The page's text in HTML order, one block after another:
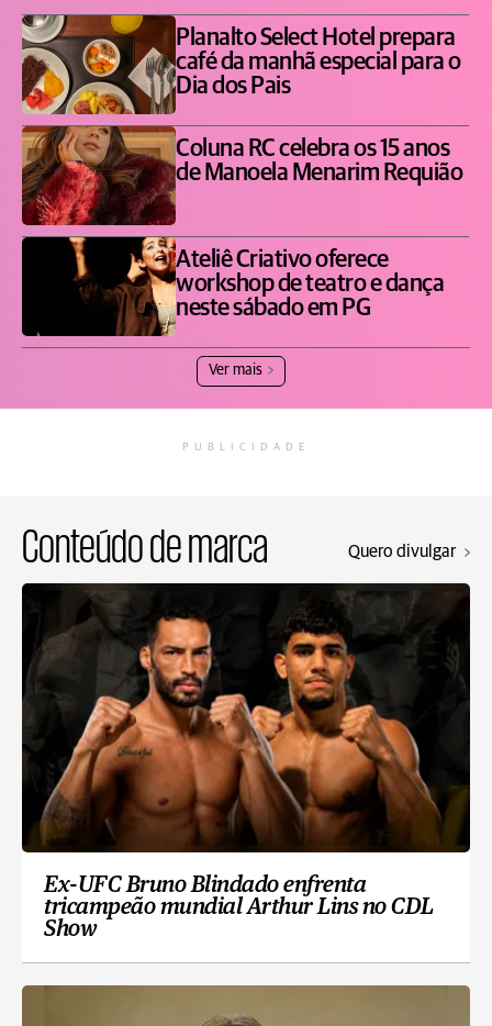
Planalto Select Hotel prepara
café da manhã especial para o
Dia dos Pais
Coluna RC celebra os 15 anos
de Manoela Menarim Requião
Ateliê Criativo oferece
workshop de teatro e dança
neste sábado em PG
Ver mais
PUBLICIDADE
Conteúdo de marca Quero divulgar
Ex-UFC Bruno Blindado enfrenta
tricampeão mundial Arthur Lins no CDL
Show